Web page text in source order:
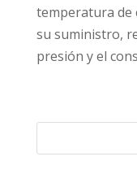
temperatura de
su suministro,
presión y el